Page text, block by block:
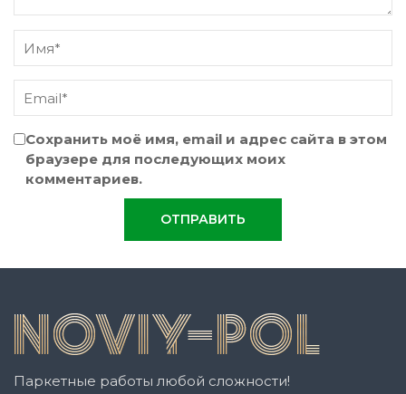
Сохранить моё имя, email и адрес сайта в этом
браузере для последующих моих
комментариев.
Паркетные работы любой сложности!